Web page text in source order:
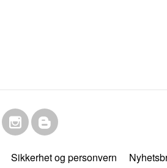
Sikkerhet og personvern